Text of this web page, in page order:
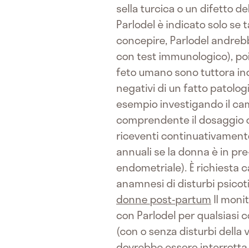
sella turcica o un difetto
Parlodel è indicato solo se
concepire, Parlodel
con test immunologico),
feto umano sono tuttora
negativi di un fatto
esempio investigando il
comprendente il dosaggio
riceventi
annuali se la donna è in
endometriale). È richiesta
anamnesi di disturbi
donne post-partum Il
con Parlodel per qualsiasi
(con o senza disturbi della